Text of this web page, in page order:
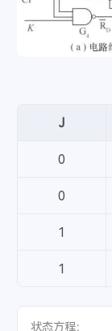
J
0
0
1
1
状态方程：